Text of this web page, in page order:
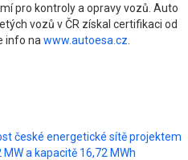
pro kontroly a opravy vozů. Auto
vozů v ČR získal certifikaci od
info nawww.autoesa.cz.
české energetické sítě projektem
a kapacitě 16,72 MWh